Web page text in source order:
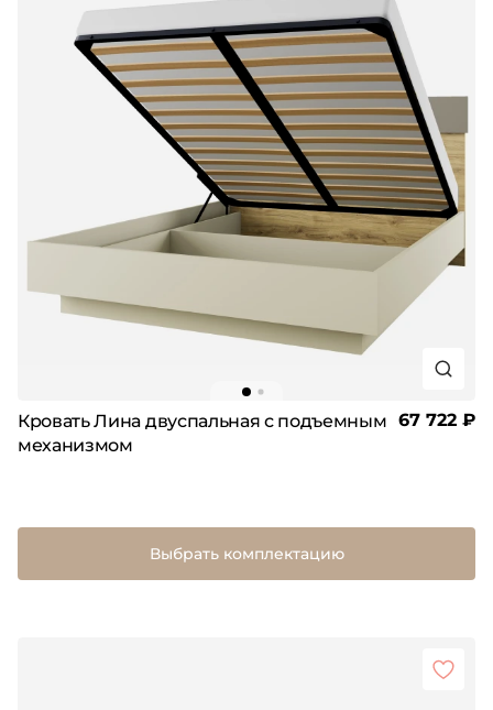
Кровать Лина двуспальная с подъемным
механизмом
67 722 ₽
Выбрать комплектацию